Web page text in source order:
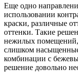
Еще одно
использовании
краски, различные
оттенки. Такие
нежилых помещений,
слишком насыщенные
комбинации с
решение довольно